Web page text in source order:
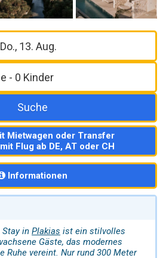
Suche
Mietwagen oder Transfer
Flug ab DE, AT oder CH
Informationen
Stay in Plakias ist ein stilvolles
Gäste, das modernes
Ruhe vereint. Nur rund 300 Meter